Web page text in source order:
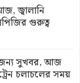
জ্বালানি
গুরুত্ব
জন্য সুখবর, আজ
চলাচলের সময়